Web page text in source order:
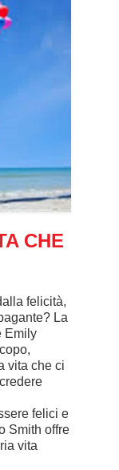
CHE
felicità,
La
Emily
vita che ci
felici e
Smith offre
vita